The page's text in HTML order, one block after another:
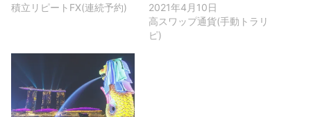
積立リピートFX(連続予約)
2021年4月10日
高スワップ通貨(手動トラリ
ピ)